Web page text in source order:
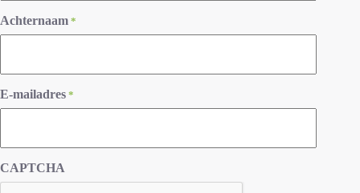
Achternaam *
E-mailadres *
CAPTCHA